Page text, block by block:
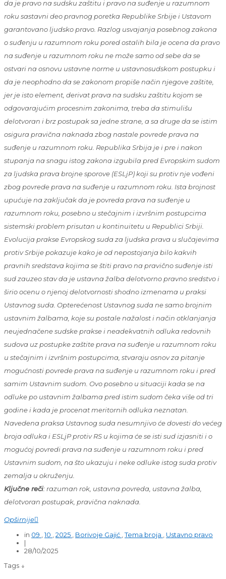
da je pravo na sudsku zaštitu i pravo na suđenje u razumnom
roku sastavni deo pravnog poretka Republike Srbije i Ustavom
garantovano ljudsko pravo. Razlog usvajanja posebnog zakona
o suđenju u razumnom roku pored ostalih bila je ocena da pravo
na suđenje u razumnom roku ne može samo od sebe da se
ostvari na osnovu ustavne norme u ustavnosudskom postupku i
da je neophodno da se zakonom propiše način njegove zaštite,
jer je isto element, derivat prava na sudsku zaštitu kojom se
odgovarajućim procesnim zakonima, treba da stimulišu
delotvoran i brz postupak sa jedne strane, a sa druge da se istim
osigura pravična naknada zbog nastale povrede prava na
suđenje u razumnom roku. Republika Srbija je i pre i nakon
stupanja na snagu istog zakona izgubila pred Evropskim sudom
za ljudska prava brojne sporove (ESLjP) koji su protiv nje vođeni
zbog povrede prava na suđenje u razumnom roku. Ista brojnost
upućuje na zaključak da je povreda prava na suđenje u
razumnom roku, posebno u stečajnim i izvršnim postupcima
sistemski problem prisutan u kontinuitetu u Republici Srbiji.
Evolucija prakse Evropskog suda za ljudska prava u slučajevima
protiv Srbije pokazuje kako je od nepostojanja bilo kakvih
pravnih sredstava kojima se štiti pravo na pravično suđenje isti
sud zauzeo stav da je ustavna žalba delotvorno pravno sredstvo i
širio ocenu o njenoj delotvornosti shodno izmenama u praksi
Ustavnog suda. Opterećenost Ustavnog suda ne samo brojnim
ustavnim žalbama, koje su postale nažalost i način otklanjanja
neujednačene sudske prakse i neadekvatnih odluka redovnih
sudova uz postupke zaštite prava na suđenje u razumnom roku
u stečajnim i izvršnim postupcima, stvaraju osnov za pitanje
mogućnosti povrede prava na suđenje u razumnom roku i pred
samim Ustavnim sudom. Ovo posebno u situaciji kada se na
odluke po ustavnim žalbama pred istim sudom čeka više od tri
godine i kada je procenat meritornih odluka neznatan.
Navedena praksa Ustavnog suda nesumnjivo će dovesti do većeg
broja odluka i ESLjP protiv RS u kojima će se isti sud izjasniti i o
mogućoj povredi prava na suđenje u razumnom roku i pred
Ustavnim sudom, na što ukazuju i neke odluke istog suda protiv
zemalja u okruženju.
Ključne reči: razuman rok, ustavna povreda, ustavna žalba,
delotvoran postupak, pravična naknada.
Opširnije
in 09 10 2025 Borivoje Gajić Tema broja
Ustavno pravo
|
28/10/2025
Tags ↓